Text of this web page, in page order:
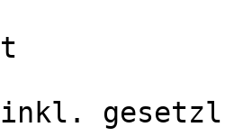
inkl.